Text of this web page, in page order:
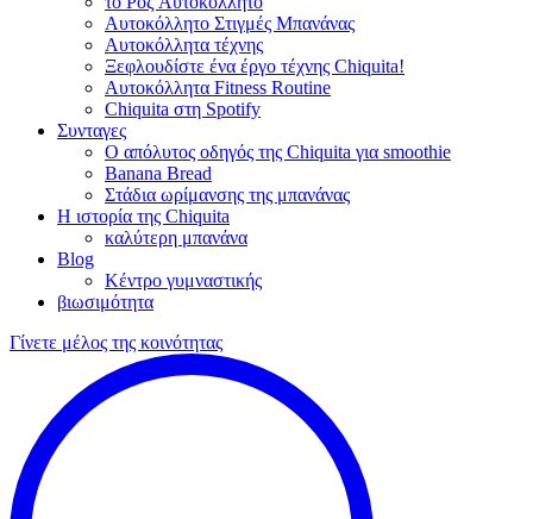
Αυτοκόλλητο Στιγμές Μπανάνας
Αυτοκόλλητα τέχνης
Ξεφλουδίστε ένα έργο τέχνης Chiquita!
Αυτοκόλλητα Fitness Routine
Chiquita στη Spotify
Συνταγες
Ο απόλυτος οδηγός της Chiquita για smoothie
Banana Bread
Στάδια ωρίμανσης της μπανάνας
Η ιστορία της Chiquita
καλύτερη μπανάνα
Blog
Κέντρο γυμναστικής
βιωσιμότητα
Γίνετε μέλος της κοινότητας